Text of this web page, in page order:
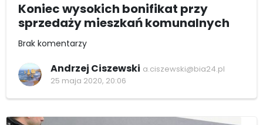
Koniec wysokich bonifikat przy
sprzedaży mieszkań komunalnych
Brak komentarzy
Andrzej Ciszewski a.ciszewski@bia24.pl
25 maja 2020, 20:06